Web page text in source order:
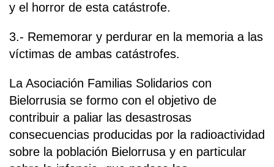
y el horror de esta catástrofe.
3.- Rememorar y perdurar en la memoria a las
víctimas de ambas catástrofes.
La Asociación Familias Solidarios con
Bielorrusia se formo con el objetivo de
contribuir a paliar las desastrosas
consecuencias producidas por la radioactividad
sobre la población Bielorrusa y en particular